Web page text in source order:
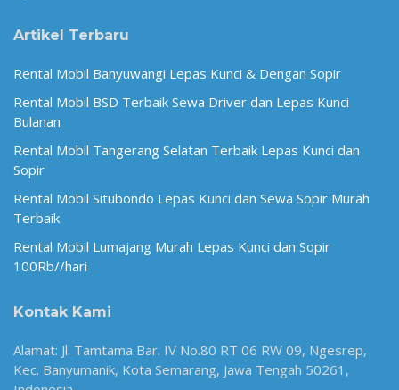
Artikel Terbaru
Rental Mobil Banyuwangi Lepas Kunci & Dengan Sopir
Rental Mobil BSD Terbaik Sewa Driver dan Lepas Kunci
Bulanan
Rental Mobil Tangerang Selatan Terbaik Lepas Kunci dan
Sopir
Rental Mobil Situbondo Lepas Kunci dan Sewa Sopir Murah
Terbaik
Rental Mobil Lumajang Murah Lepas Kunci dan Sopir
100Rb//hari
Kontak Kami
Alamat: Jl. Tamtama Bar. IV No.80 RT 06 RW 09, Ngesrep,
Kec. Banyumanik, Kota Semarang, Jawa Tengah 50261,